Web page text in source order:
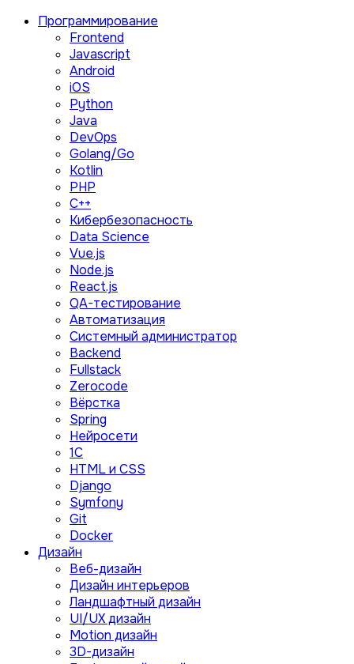
Программирование
Frontend
Javascript
Android
iOS
Python
Java
DevOps
Golang/Go
Kotlin
PHP
C++
Кибербезопасность
Data Science
Vue.js
Node.js
React.js
QA-тестирование
Автоматизация
Системный администратор
Backend
Fullstack
Zerocode
Вёрстка
Spring
Нейросети
1C
HTML и CSS
Django
Symfony
Git
Docker
Дизайн
Веб-дизайн
Дизайн интерьеров
Ландшафтный дизайн
UI/UX дизайн
Motion дизайн
3D-дизайн